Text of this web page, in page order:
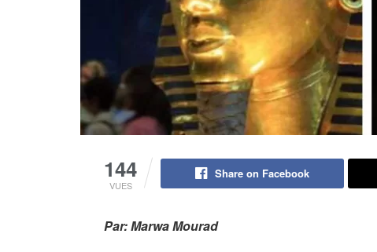
144
VUES
Share on Facebook
Par: Marwa Mourad